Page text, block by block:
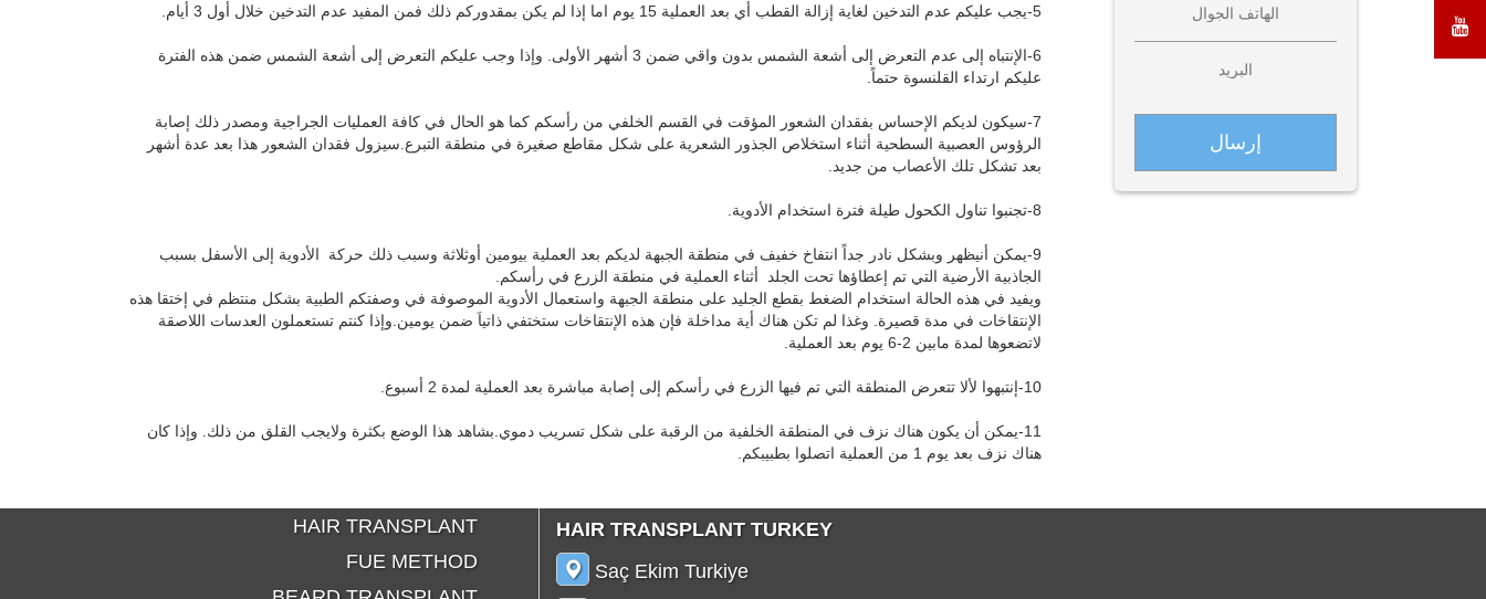
5-يجب عليكم عدم التدخين لغاية إزالة القطب أي بعد العملية 15 يوم اما إذا لم يكن بمقدوركم ذلك فمن المفيد عدم التدخين خلال أول 3 أيام.
6-الإنتباه إلى عدم التعرض إلى أشعة الشمس بدون واقي ضمن 3 أشهر الأولى. وإذا وجب عليكم التعرض إلى أشعة الشمس ضمن هذه الفترة
عليكم ارتداء القلنسوة حتماً.
7-سيكون لديكم الإحساس بفقدان الشعور المؤقت في القسم الخلفي من رأسكم كما هو الحال في كافة العمليات الجراجية ومصدر ذلك إصابة
الرؤوس العصبية السطحية أثناء استخلاص الجذور الشعرية على شكل مقاطع صغيرة في منطقة التبرع.سيزول فقدان الشعور هذا بعد عدة أشهر
بعد تشكل تلك الأعصاب من جديد.
8-تجنبوا تناول الكحول طيلة فترة استخدام الأدوية.
9-يمكن أنيظهر وبشكل نادر جداً انتفاخ خفيف في منطقة الجبهة لديكم بعد العملية بيومين أوثلاثة وسبب ذلك حركة الأدوية إلى الأسفل بسبب
الجاذبية الأرضية التي تم إعطاؤها تحت الجلد أثناء العملية في منطقة الزرع في رأسكم.
ويفيد في هذه الحالة استخدام الضغط بقطع الجليد على منطقة الجبهة واستعمال الأدوية الموصوفة في وصفتكم الطبية بشكل منتظم في إختقا هذه
الإنتقاخات في مدة قصيرة. وغذا لم تكن هناك أية مداخلة فإن هذه الإنتقاخات ستختفي ذاتياَ ضمن يومين.وإذا كنتم تستعملون العدسات اللاصقة
لاتضعوها لمدة مابين 2-6 يوم بعد العملية.
10-إنتبهوا لألا تتعرض المنطقة التي تم فيها الزرع في رأسكم إلى إصابة مباشرة بعد العملية لمدة 2 أسبوع.
11-يمكن أن يكون هناك نزف في المنطقة الخلفية من الرقبة على شكل تسريب دموي.بشاهد هذا الوضع بكثرة ولايجب القلق من ذلك. وإذا كان
هناك نزف بعد يوم 1 من العملية اتصلوا بطبيبكم.
HAIR TRANSPLANT
FUE METHOD
HAIR TRANSPLANT TURKEY
Saç Ekim Turkiye